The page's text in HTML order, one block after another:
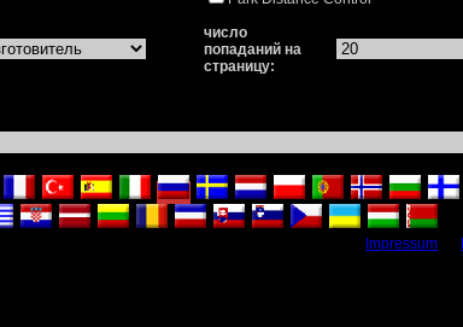
число
попаданий на
страницу:
Impressum